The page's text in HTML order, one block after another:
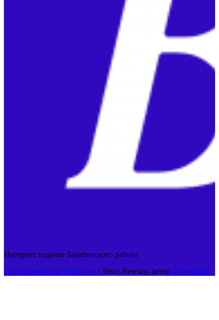
Интернет издание Барабинского района
Сайт работает на WordPress | Тема: Newsup, автор Themeansar